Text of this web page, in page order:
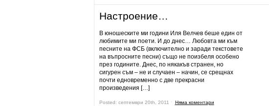
Настроение…
В юношеските ми години Иля Велчев беше един от
любимите ми поети. И до днес… Любовта ми към
песните на ФСБ (включително и заради текстовете
на въпросните песни) също не поизбеля особено
през годините. Днес, по някакъв странен, но
сигурен съм – не и случаен – начин, се срещнах
почти едновременно с две прекрасни
произведения […]
Posted: септември 20th, 2011 ˑ Няма коментари